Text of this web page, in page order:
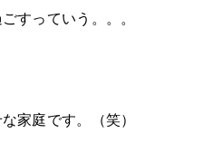
すっていう。。。
家庭です。（笑）